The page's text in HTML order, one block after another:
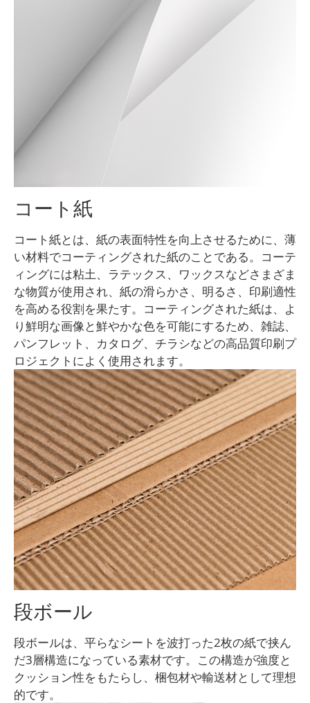
コート紙
コート紙とは、紙の表面特性を向上させるために、薄
い材料でコーティングされた紙のことである。コーテ
ィングには粘土、ラテックス、ワックスなどさまざま
な物質が使用され、紙の滑らかさ、明るさ、印刷適性
を高める役割を果たす。コーティングされた紙は、よ
り鮮明な画像と鮮やかな色を可能にするため、雑誌、
パンフレット、カタログ、チラシなどの高品質印刷プ
ロジェクトによく使用されます。
段ボール
段ボールは、平らなシートを波打った2枚の紙で挟ん
だ3層構造になっている素材です。この構造が強度と
クッション性をもたらし、梱包材や輸送材として理想
的です。